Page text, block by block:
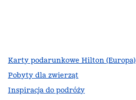
Karty podarunkowe Hilton (Europa)
Pobyty dla zwierząt
Inspiracja do podróży